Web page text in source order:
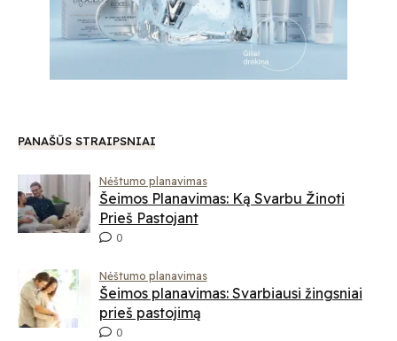
PANAŠŪS STRAIPSNIAI
Nėštumo planavimas
Šeimos Planavimas: Ką Svarbu Žinoti
Prieš Pastojant
0
Nėštumo planavimas
Šeimos planavimas: Svarbiausi žingsniai
prieš pastojimą
0